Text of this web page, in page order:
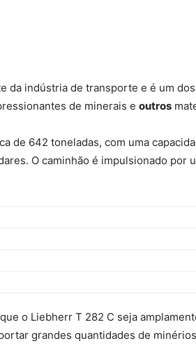
da indústria de transporte e é um dos
de minerais e outros
de 642 toneladas, com uma
O caminhão é impulsionado
o Liebherr T 282 C seja
grandes quantidades de